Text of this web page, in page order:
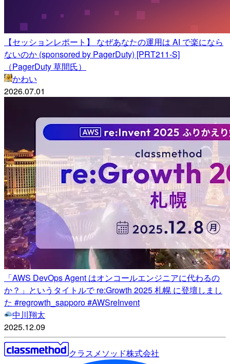
【セッションレポート】 なぜあなたの運用は AI で楽になら
ないのか (sponsored by PagerDuty) [PRT211-S]
（PagerDuty 草間氏）
かわい
2026.07.01
「AWS DevOps Agent はオンコールエンジニアに代わるの
か？」というタイトルで re:Growth 2025 札幌 に登壇しまし
た #regrowth_sapporo #AWSreInvent
中川翔太
2025.12.09
クラスメソッド株式会社